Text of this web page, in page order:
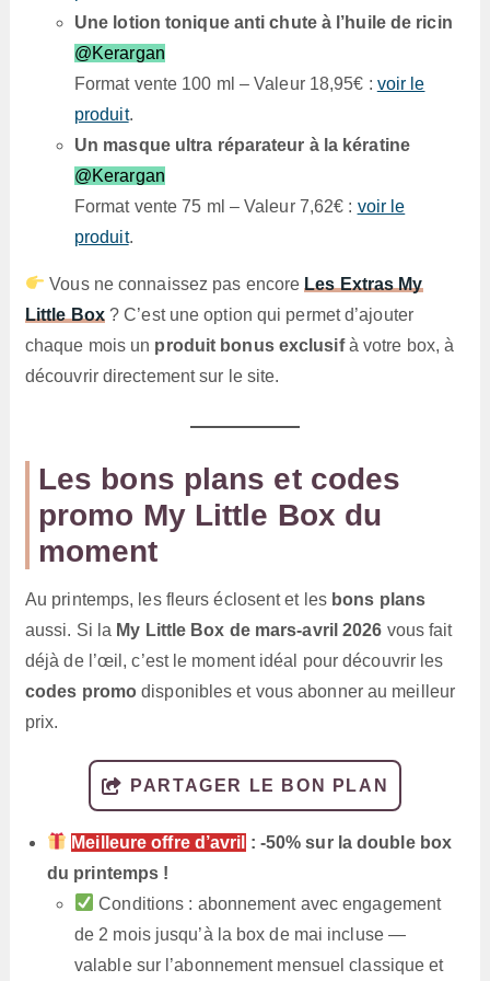
Une lotion tonique anti chute à l’huile de ricin
@Kerargan
Format vente 100 ml – Valeur 18,95€ : voir le
produit.
Un masque ultra réparateur à la kératine
@Kerargan
Format vente 75 ml – Valeur 7,62€ : voir le
produit.
Vous ne connaissez pas encoreLes Extras My
Little Box? C’est une option qui permet d’ajouter
chaque mois un produit bonus exclusifà votre box, à
découvrir directement sur le site.
Les bons plans et codes
promo My Little Box du
moment
Au printemps, les fleurs éclosent et les bons plans
aussi. Si la My Little Box de mars-avril 2026 vous fait
déjà de l’œil, c’est le moment idéal pour découvrir les
codes promo disponibles et vous abonner au meilleur
prix.
PARTAGER LE BON PLAN
Meilleure offre d’avril : -50% sur la double box
du printemps !
Conditions : abonnement avec engagement
de 2 mois jusqu’à la box de mai incluse —
valable sur l’abonnement mensuel classique et